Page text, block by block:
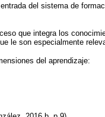
del sistema de
que integra los
le son especialmente
del aprendizaje: